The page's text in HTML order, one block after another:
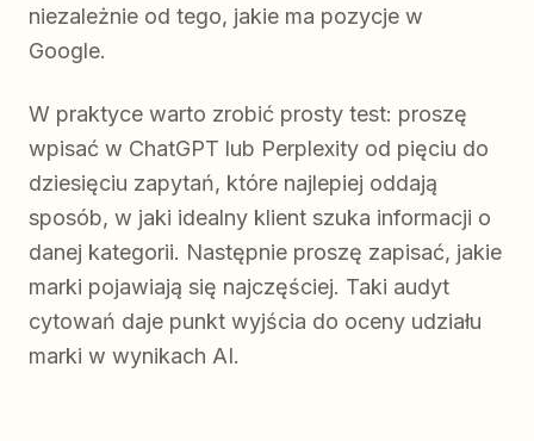
niezależnie od tego, jakie ma pozycje w
Google.
W praktyce warto zrobić prosty test: proszę
wpisać w ChatGPT lub Perplexity od pięciu do
dziesięciu zapytań, które najlepiej oddają
sposób, w jaki idealny klient szuka informacji o
danej kategorii. Następnie proszę zapisać, jakie
marki pojawiają się najczęściej. Taki audyt
cytowań daje punkt wyjścia do oceny udziału
marki w wynikach AI.